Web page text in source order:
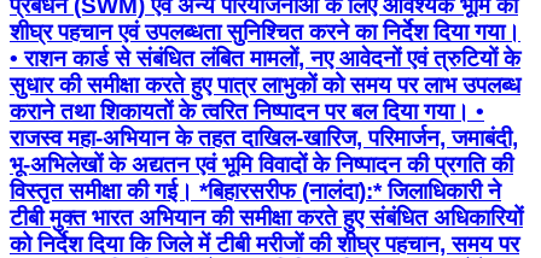
प्रबंधन (SWM) एवं अन्य परियोजनाओं के लिए आवश्यक भूमि की
शीघ्र पहचान एवं उपलब्धता सुनिश्चित करने का निर्देश दिया गया।
• ⁠राशन कार्ड से संबंधित लंबित मामलों, नए आवेदनों एवं त्रुटियों के
सुधार की समीक्षा करते हुए पात्र लाभुकों को समय पर लाभ उपलब्ध
कराने तथा शिकायतों के त्वरित निष्पादन पर बल दिया गया। •
⁠राजस्व महा-अभियान के तहत दाखिल-खारिज, परिमार्जन, जमाबंदी,
भू-अभिलेखों के अद्यतन एवं भूमि विवादों के निष्पादन की प्रगति की
विस्तृत समीक्षा की गई। *बिहारसरीफ (नालंदा):* जिलाधिकारी ने
टीबी मुक्त भारत अभियान की समीक्षा करते हुए संबंधित अधिकारियों
को निर्देश दिया कि जिले में टीबी मरीजों की शीघ्र पहचान, समय पर